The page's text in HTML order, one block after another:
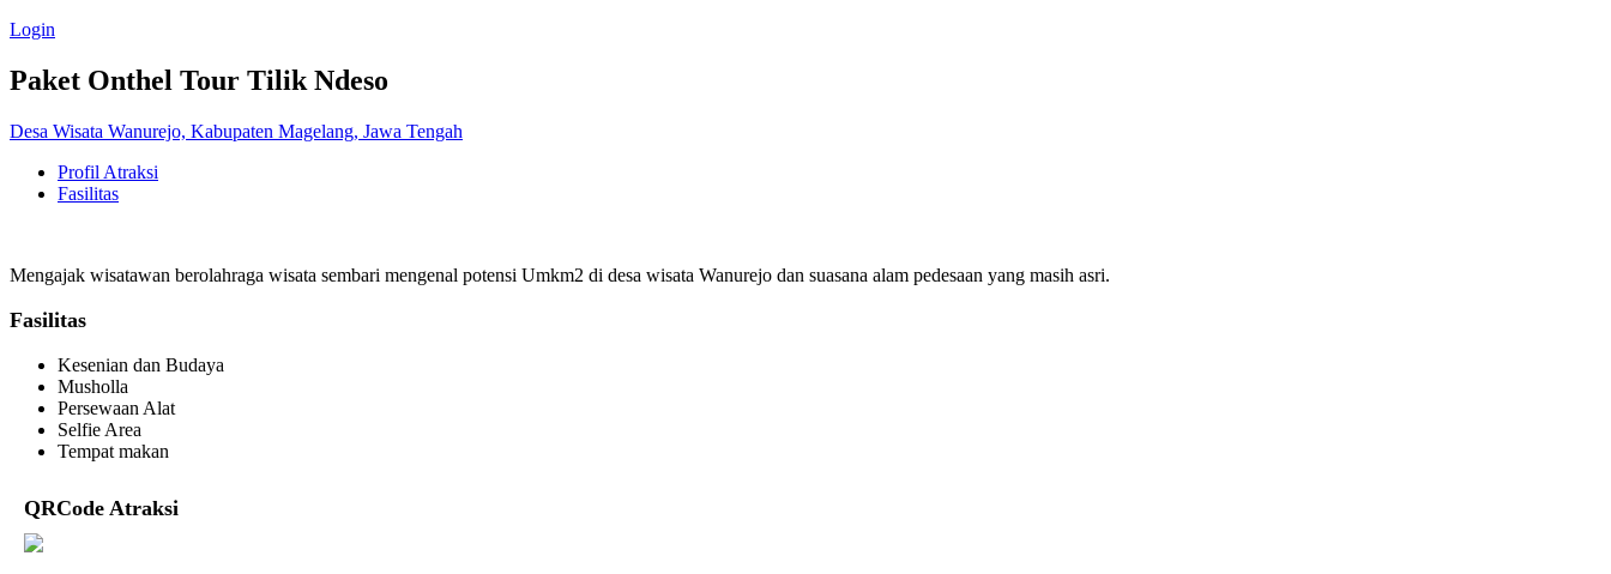
Login
Paket Onthel Tour Tilik Ndeso
Desa Wisata Wanurejo, Kabupaten Magelang, Jawa Tengah
Profil Atraksi
Fasilitas
Mengajak wisatawan berolahraga wisata sembari mengenal potensi Umkm2 di desa wisata Wanurejo dan suasana alam pedesaan yang masih asri.
Fasilitas
Kesenian dan Budaya
Musholla
Persewaan Alat
Selfie Area
Tempat makan
QRCode Atraksi